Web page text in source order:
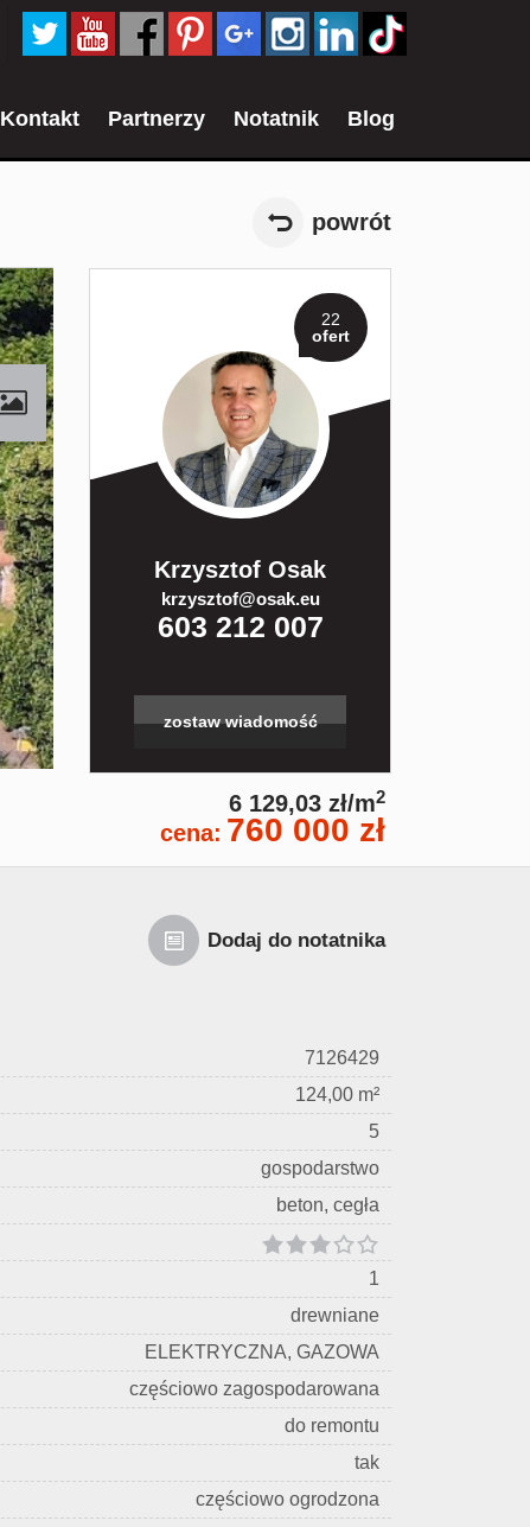
Kontakt Partnerzy Notatnik Blog
powrót
22
ofert
Krzysztof Osak
krzysztof@osak.eu
603 212 007
zostaw wiadomość
6 129,03 zł/m2
cena: 760 000 zł
Dodaj do notatnika
7126429
124,00 m²
5
gospodarstwo
beton, cegła
1
drewniane
ELEKTRYCZNA, GAZOWA
częściowo zagospodarowana
do remontu
tak
częściowo ogrodzona